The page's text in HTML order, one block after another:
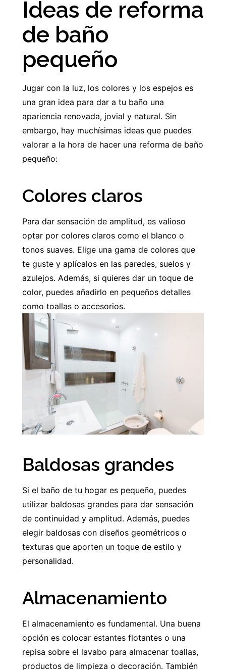
Ideas de reforma
de baño
pequeño
Jugar con la luz, los colores y los espejos es
una gran idea para dar a tu baño una
apariencia renovada, jovial y natural. Sin
embargo, hay muchísimas ideas que puedes
valorar a la hora de hacer una reforma de baño
pequeño:
Colores claros
Para dar sensación de amplitud, es valioso
optar por colores claros como el blanco o
tonos suaves. Elige una gama de colores que
te guste y aplícalos en las paredes, suelos y
azulejos. Además, si quieres dar un toque de
color, puedes añadirlo en pequeños detalles
como toallas o accesorios.
Baldosas grandes
Si el baño de tu hogar es pequeño, puedes
utilizar baldosas grandes para dar sensación
de continuidad y amplitud. Además, puedes
elegir baldosas con diseños geométricos o
texturas que aporten un toque de estilo y
personalidad.
Almacenamiento
El almacenamiento es fundamental. Una buena
opción es colocar estantes flotantes o una
repisa sobre el lavabo para almacenar toallas,
productos de limpieza o decoración. También